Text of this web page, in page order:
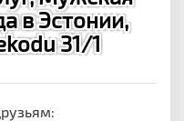
в Эстонии,
31/1